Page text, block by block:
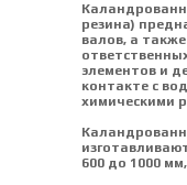
резина)
валов, а
элементов и
контакте с
химическими
600 до 1000